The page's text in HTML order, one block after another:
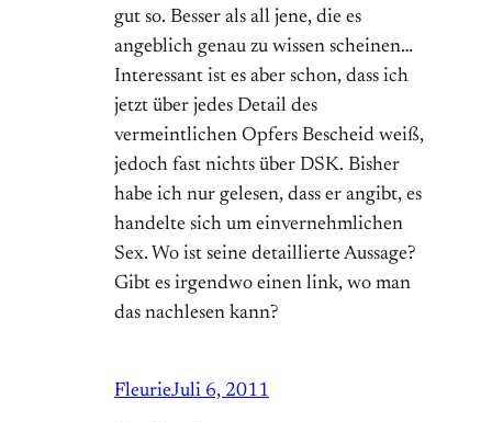
gut so. Besser als all jene, die es
angeblich genau zu wissen scheinen…
Interessant ist es aber schon, dass ich
jetzt über jedes Detail des
vermeintlichen Opfers Bescheid weiß,
jedoch fast nichts über DSK. Bisher
habe ich nur gelesen, dass er angibt, es
handelte sich um einvernehmlichen
Sex. Wo ist seine detaillierte Aussage?
Gibt es irgendwo einen link, wo man
das nachlesen kann?
FleurieJuli 6, 2011